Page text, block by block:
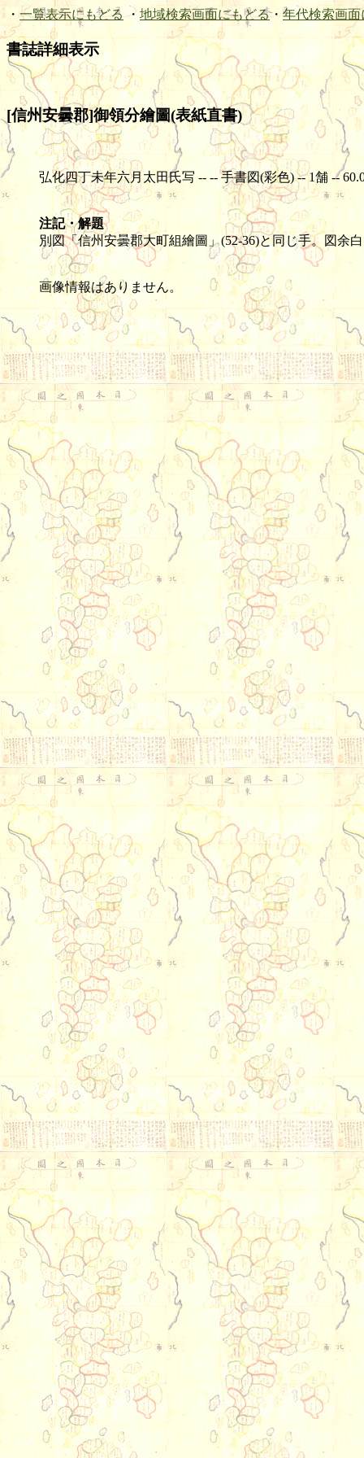
・ 一覧表示にもどる ・ 地域検索画面にもどる・ 年代検索画面
書誌詳細表示
[信州安曇郡]御領分繪圖(表紙直書)
弘化四丁未年六月太田氏写 -- -- 手書図(彩色) -- 1舗 --
注記・解題
別図「信州安曇郡大町組繪圖」(52-36)と同じ手。図余
画像情報はありません。